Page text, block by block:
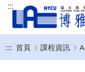
:::
::: 首頁 課程資訊